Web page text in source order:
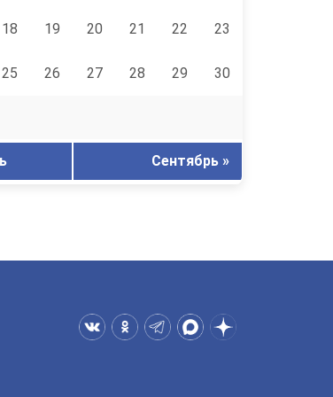
18 19 20 21 22 23
25 26 27 28 29 30
Сентябрь »